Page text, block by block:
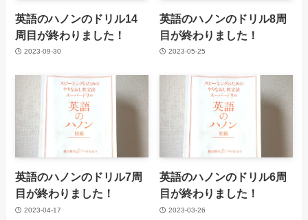
英語のハノンのドリル14
周目が終わりました！
2023-09-30
英語のハノンのドリル8周
目が終わりました！
2023-05-25
英語のハノンのドリル7周
目が終わりました！
2023-04-17
英語のハノンのドリル6周
目が終わりました！
2023-03-26